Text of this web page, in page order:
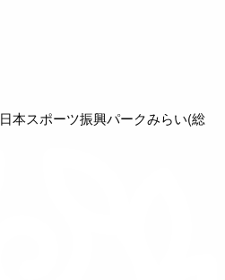
日本スポーツ振興パークみらい(総